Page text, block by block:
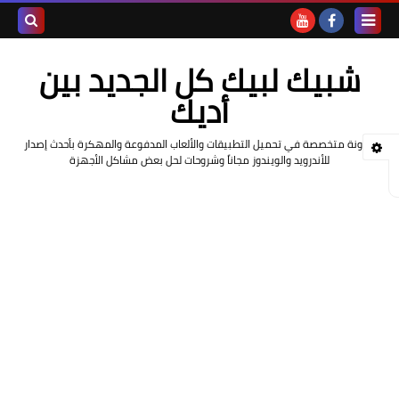
المدونةشبيك لبيك كل الجديد بين
أديك
مدونة متخصصة في تحميل التطبيقات والألعاب المدفوعة والمهكرة بأحدث إصدار
للأندرويد والويندوز مجاناً وشروحات لحل بعض مشاكل الأجهزة